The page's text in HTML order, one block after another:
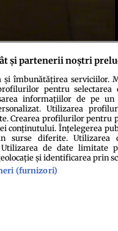
şi condiţiiEchipa redacțională
de monitorizare) nu poate
și partenerii noștri
și îmbunătățirea serviciilor.
pentru selectarea
informațiilor de pe
Utilizarea
Crearea profilurilor pentru
conținutului. Înțelegerea
surse diferite. Utilizarea
de date limitate
și identificarea prin
(furnizori)